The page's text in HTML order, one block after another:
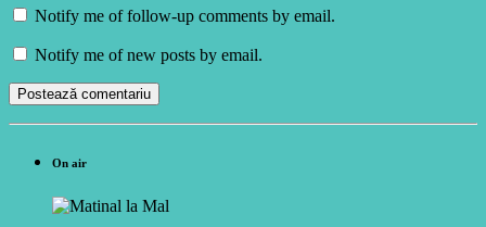
Notify me of follow-up comments by email.
Notify me of new posts by email.
On air